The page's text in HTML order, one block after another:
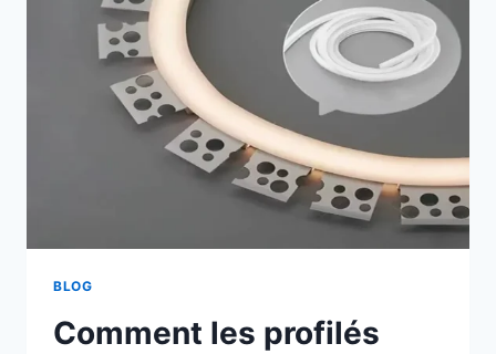
BLOG
Comment les profilés